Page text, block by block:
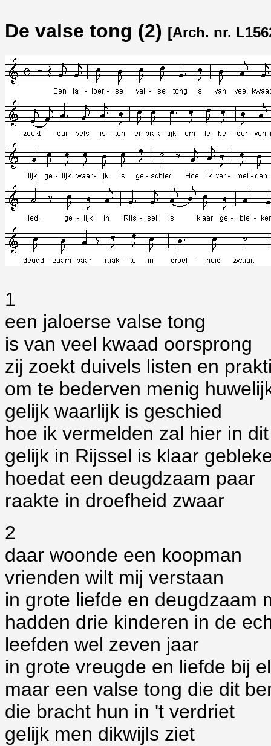
De valse tong (2) [Arch. nr.
1
een jaloerse valse tong
is van veel kwaad oorsprong
zij zoekt duivels listen en
om te bederven menig
gelijk waarlijk is geschied
hoe ik vermelden zal hier in
gelijk in Rijssel is klaar
hoedat een deugdzaam paar
raakte in droefheid zwaar
2
daar woonde een koopman
vrienden wilt mij verstaan
in grote liefde en deugdzaam
hadden drie kinderen in de
leefden wel zeven jaar
in grote vreugde en liefde bij
maar een valse tong die dit
die bracht hun in 't verdriet
gelijk men dikwijls ziet